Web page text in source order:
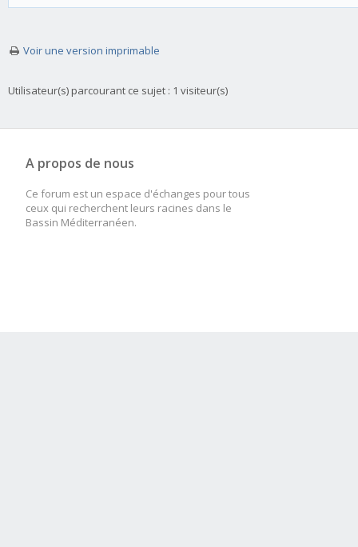
Voir une version imprimable
Utilisateur(s) parcourant ce sujet : 1 visiteur(s)
A propos de nous
Ce forum est un espace d'échanges pour tous
ceux qui recherchent leurs racines dans le
Bassin Méditerranéen.